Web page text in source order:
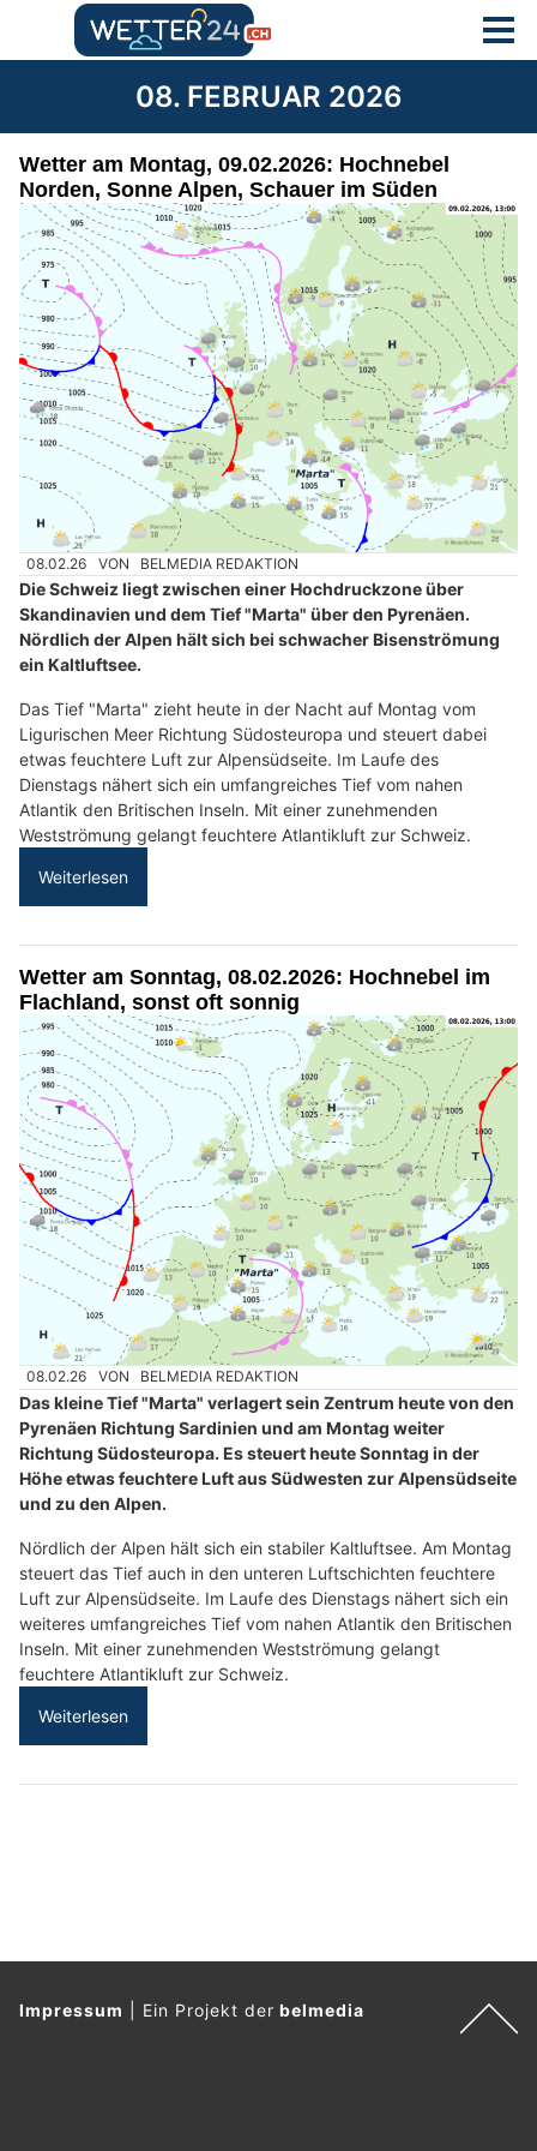
08. FEBRUAR 2026
Wetter am Montag, 09.02.2026: Hochnebel
Norden, Sonne Alpen, Schauer im Süden
08.02.26 VON BELMEDIA REDAKTION
Die Schweiz liegt zwischen einer Hochdruckzone über
Skandinavien und dem Tief "Marta" über den Pyrenäen.
Nördlich der Alpen hält sich bei schwacher Bisenströmung
ein Kaltluftsee.
Das Tief "Marta" zieht heute in der Nacht auf Montag vom
Ligurischen Meer Richtung Südosteuropa und steuert dabei
etwas feuchtere Luft zur Alpensüdseite. Im Laufe des
Dienstags nähert sich ein umfangreiches Tief vom nahen
Atlantik den Britischen Inseln. Mit einer zunehmenden
Westströmung gelangt feuchtere Atlantikluft zur Schweiz.
Weiterlesen
Wetter am Sonntag, 08.02.2026: Hochnebel im
Flachland, sonst oft sonnig
08.02.26 VON BELMEDIA REDAKTION
Das kleine Tief "Marta" verlagert sein Zentrum heute von den
Pyrenäen Richtung Sardinien und am Montag weiter
Richtung Südosteuropa. Es steuert heute Sonntag in der
Höhe etwas feuchtere Luft aus Südwesten zur Alpensüdseite
und zu den Alpen.
Nördlich der Alpen hält sich ein stabiler Kaltluftsee. Am Montag
steuert das Tief auch in den unteren Luftschichten feuchtere
Luft zur Alpensüdseite. Im Laufe des Dienstags nähert sich ein
weiteres umfangreiches Tief vom nahen Atlantik den Britischen
Inseln. Mit einer zunehmenden Westströmung gelangt
feuchtere Atlantikluft zur Schweiz.
Weiterlesen
Impressum Ein Projekt derbelmedia